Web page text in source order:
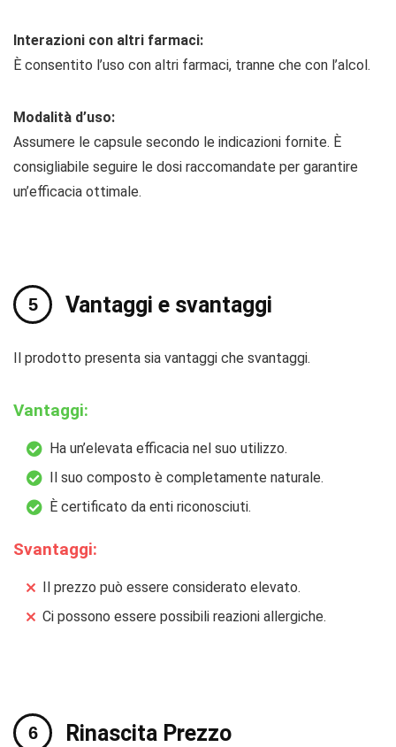
Interazioni con altri farmaci:
È consentito l’uso con altri farmaci, tranne che con l’alcol.
Modalità d’uso:
Assumere le capsule secondo le indicazioni fornite. È
consigliabile seguire le dosi raccomandate per garantire
un’efficacia ottimale.
Vantaggi e svantaggi
Il prodotto presenta sia vantaggi che svantaggi.
Vantaggi:
Ha un’elevata efficacia nel suo utilizzo.
Il suo composto è completamente naturale.
È certificato da enti riconosciuti.
Svantaggi:
Il prezzo può essere considerato elevato.
Ci possono essere possibili reazioni allergiche.
Rinascita Prezzo